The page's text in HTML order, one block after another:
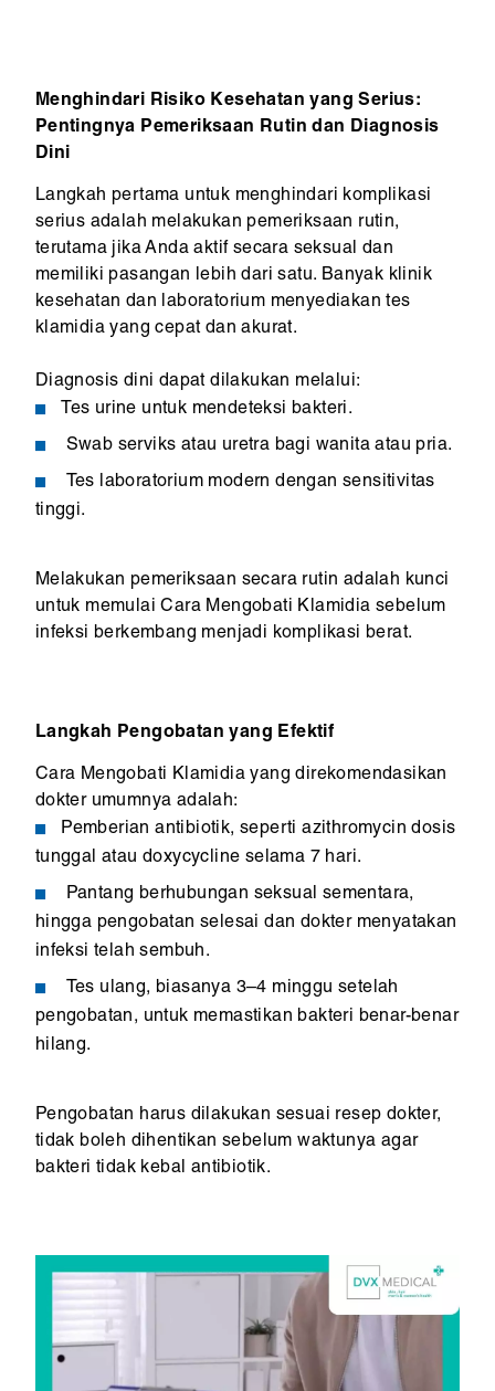
Menghindari Risiko Kesehatan yang Serius:
Pentingnya Pemeriksaan Rutin dan Diagnosis
Dini
Langkah pertama untuk menghindari komplikasi
serius adalah melakukan pemeriksaan rutin,
terutama jika Anda aktif secara seksual dan
memiliki pasangan lebih dari satu. Banyak klinik
kesehatan dan laboratorium menyediakan tes
klamidia yang cepat dan akurat.
Diagnosis dini dapat dilakukan melalui:
Tes urine untuk mendeteksi bakteri.
Swab serviks atau uretra bagi wanita atau pria.
Tes laboratorium modern dengan sensitivitas
tinggi.
Melakukan pemeriksaan secara rutin adalah kunci
untuk memulai Cara Mengobati Klamidia sebelum
infeksi berkembang menjadi komplikasi berat.
Langkah Pengobatan yang Efektif
Cara Mengobati Klamidia yang direkomendasikan
dokter umumnya adalah:
Pemberian antibiotik, seperti azithromycin dosis
tunggal atau doxycycline selama 7 hari.
Pantang berhubungan seksual sementara,
hingga pengobatan selesai dan dokter menyatakan
infeksi telah sembuh.
Tes ulang, biasanya 3–4 minggu setelah
pengobatan, untuk memastikan bakteri benar-benar
hilang.
Pengobatan harus dilakukan sesuai resep dokter,
tidak boleh dihentikan sebelum waktunya agar
bakteri tidak kebal antibiotik.